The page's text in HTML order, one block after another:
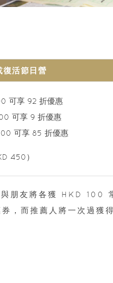
復活節日營
可享 92 折優惠
可享 9 折優惠
可享 85 折優惠
450）
與朋友將各獲 HKD 100
，而推薦人將一次過獲